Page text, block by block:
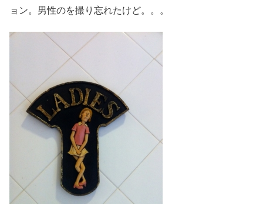
ョン。男性のを撮り忘れたけど。。。